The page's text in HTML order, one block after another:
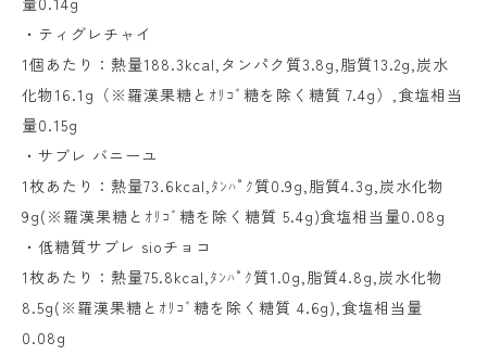
・ティグレチャイ
1個あたり：熱量188.3kcal,タンパク質3.8g,脂質13.2g,炭水
化物16.1g（※羅漢果糖とｵﾘｺﾞ糖を除く糖質 7.4g）,食塩相当
量0.15g
・サブレ バニーユ
1枚あたり：熱量73.6kcal,ﾀﾝﾊﾟｸ質0.9g,脂質4.3g,炭水化物
9g(※羅漢果糖とｵﾘｺﾞ糖を除く糖質 5.4g)食塩相当量0.08g
・低糖質サブレ sioチョコ
1枚あたり：熱量75.8kcal,ﾀﾝﾊﾟｸ質1.0g,脂質4.8g,炭水化物
8.5g(※羅漢果糖とｵﾘｺﾞ糖を除く糖質 4.6g),食塩相当量
0.08g